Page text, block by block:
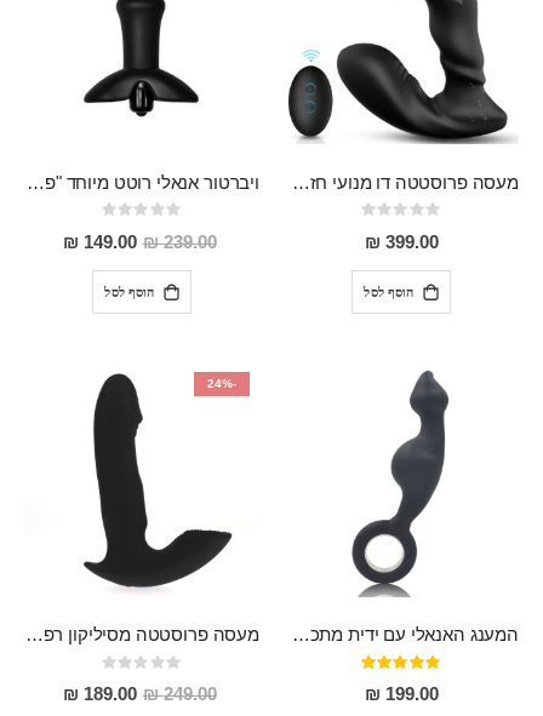
מעסה פרוסטטה דו מנועי חזק במיוחד מסיליקון רפואי, עמיד במים ובגודל מושלם Nakoa
Rating:
0%
399.00 ₪
הוסף לסל
ויברטור אנאלי רוטט מיוחד "פידיליו"
Rating:
0%
239.00 ₪
מחיר
מבצע
149.00 ₪
הוסף לסל
המענג האנאלי עם ידית מתכת 18 ס"מ אורך 4 ס"מ רוחב "BASTET"
דירוג:
100%
199.00 ₪
-24%
מעסה פרוסטטה מסיליקון רפואי רוטט 11.5 ס"מ אורך 2.5 ס"מ רוחב "SATIS"
Rating:
0%
249.00 ₪
מחיר
מבצע
189.00 ₪